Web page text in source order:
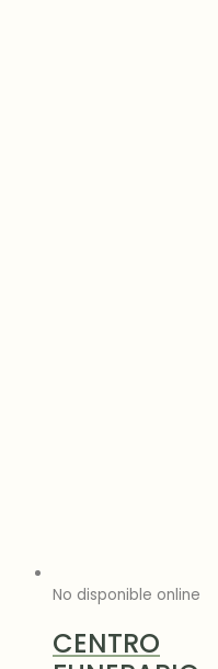
No disponible online
CENTRO